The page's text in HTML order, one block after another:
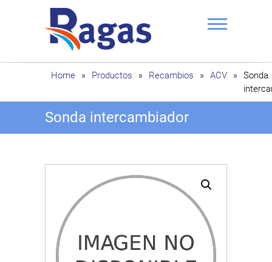
Ragas
Home » Productos » Recambios » ACV »
Sonda
Sonda intercambiador